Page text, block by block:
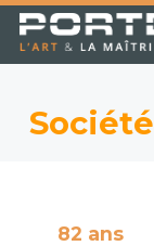
Skip
main
Société
82 ans